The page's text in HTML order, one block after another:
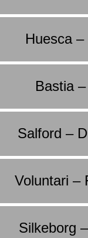
Huesca
Bastia
Salford –
Voluntari –
Silkeborg